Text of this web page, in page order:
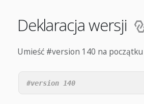
Deklaracja wersji
Umieść #version 140 na